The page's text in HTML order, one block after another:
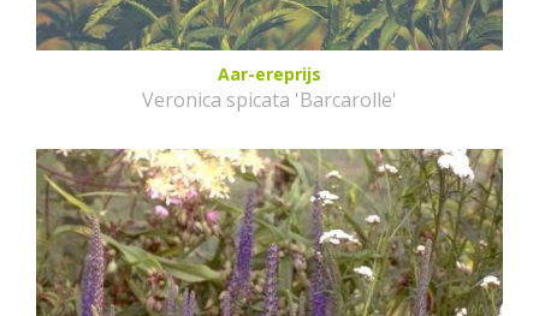
Aar-ereprijs
Veronica spicata 'Barcarolle'